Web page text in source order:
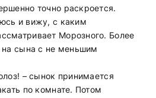
точно раскроется.
и вижу, с каким
Морозного. Более
на сына с не меньшим
– сынок принимается
по комнате. Потом